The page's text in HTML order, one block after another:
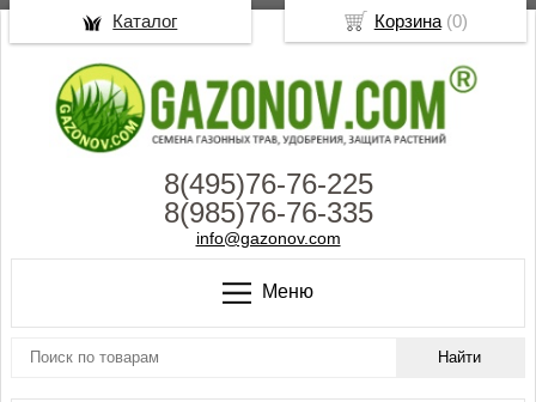
8(495)76-76-225
8(985)76-76-335
info@gazonov.com
Меню
Корзина(0)
Каталог